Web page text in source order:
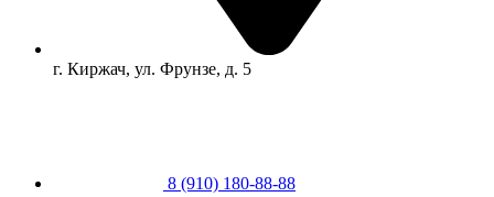
г. Киржач, ул. Фрунзе, д. 5
8 (910) 180-88-88